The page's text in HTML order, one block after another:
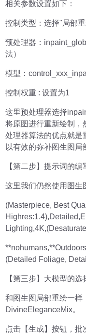
相关参数设置如下：
控制类型：选择"局部
预处理器：
法）
模型：
控制权重 : 设置为1
这里预处理器选择
将原图进行重新绘制，
处理器算法的优点就是
以有效的弥补图生图局
【第二步】提示词的编
这里我们仍然使用图生
(Masterpiece, Best
(Detailed Foliage,
【第三步】大模型的
和图生图局部重绘一样
DivineEleganceMix。
点击【生成】按钮，